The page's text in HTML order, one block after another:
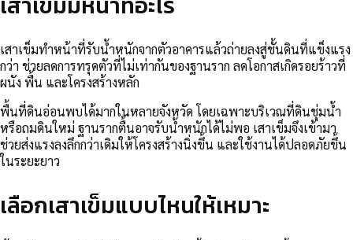
เสาเข็มทำหน้าที่รับน้ำหนักจากตัวอาคารแล้วถ่ายลงสู่ชั้นดินที่แข็งแรง
กว่า ช่วยลดการทรุดตัวที่ไม่เท่ากันของฐานราก ลดโอกาสเกิดรอยร้าวที่
ผนัง พื้น และโครงสร้างหลัก
พื้นที่ดินอ่อนพบได้มากในหลายจังหวัด โดยเฉพาะบริเวณที่ดินชุ่มน้ำ
หรือถมดินใหม่ ฐานรากตื้นอาจรับน้ำหนักได้ไม่พอ เสาเข็มจึงเข้ามา
ช่วยส่งแรงลงลึกกว่าเดิมให้โครงสร้างนิ่งขึ้น และใช้งานได้ปลอดภัยขึ้น
ในระยะยาว
เลือกเสาเข็มแบบไหนให้เหมาะ